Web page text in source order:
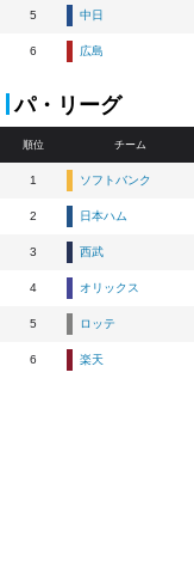
5 中日
6 広島
パ・リーグ
順位 チーム
1 ソフトバンク
2 日本ハム
3 西武
4 オリックス
5 ロッテ
6 楽天